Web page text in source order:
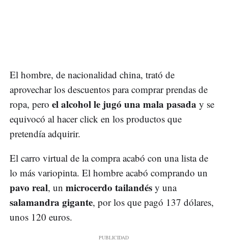
El hombre, de nacionalidad china, trató de
aprovechar los descuentos para comprar prendas de
ropa, pero el alcohol le jugó una mala pasada y se
equivocó al hacer click en los productos que
pretendía adquirir.
El carro virtual de la compra acabó con una lista de
lo más variopinta. El hombre acabó comprando un
pavo real, un microcerdo tailandés y una
salamandra gigante, por los que pagó 137 dólares,
unos 120 euros.